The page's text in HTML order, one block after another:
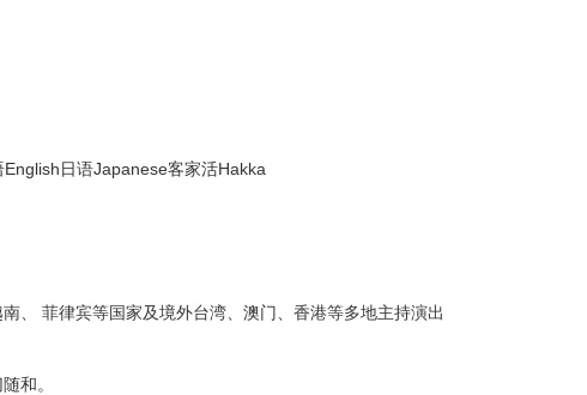
日语Japanese客家活Hakka
、 菲律宾等国家及境外台湾、澳门、香港等多地主持演出
和。